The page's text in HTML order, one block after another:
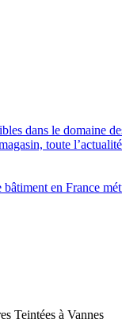
dans le domaine
toute
bâtiment en France
Teintées à Vannes